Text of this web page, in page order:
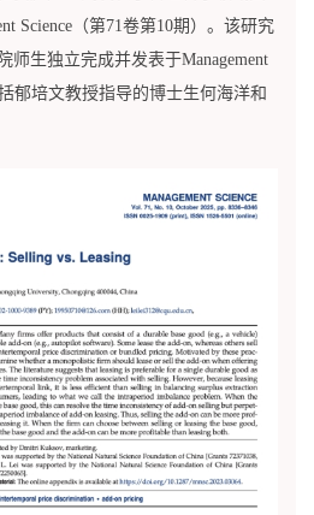
Science（第71卷第10期）。该研究
师生独立完成并发表于Management
郁培文教授指导的博士生何海洋和